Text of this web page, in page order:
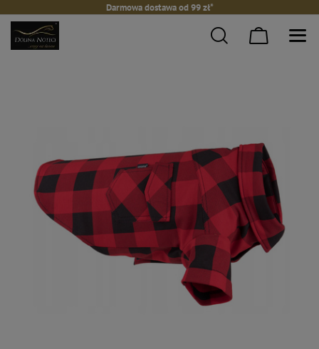
Darmowa dostawa od 99 zł*